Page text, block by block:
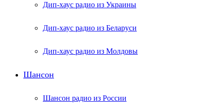
Дип-хаус радио из Украины
Дип-хаус радио из Беларуси
Дип-хаус радио из Молдовы
Шансон
Шансон радио из России